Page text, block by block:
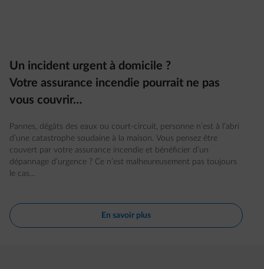
Un incident urgent à domicile ?
Votre assurance incendie pourrait ne pas
vous couvrir…
Pannes, dégâts des eaux ou court-circuit, personne n’est à l’abri
d’une catastrophe soudaine à la maison. Vous pensez être
couvert par votre assurance incendie et bénéficier d’un
dépannage d’urgence ? Ce n’est malheureusement pas toujours
le cas…
En savoir plus